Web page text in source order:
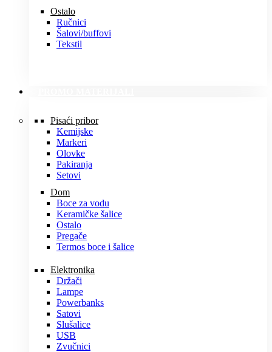
Ostalo
Ručnici
Šalovi/buffovi
Tekstil
Pisaći pribor
Kemijske
Markeri
Olovke
Pakiranja
Setovi
Dom
Boce za vodu
Keramičke šalice
Ostalo
Pregače
Termos boce i šalice
Elektronika
Držači
Lampe
Powerbanks
Satovi
Slušalice
USB
Zvučnici